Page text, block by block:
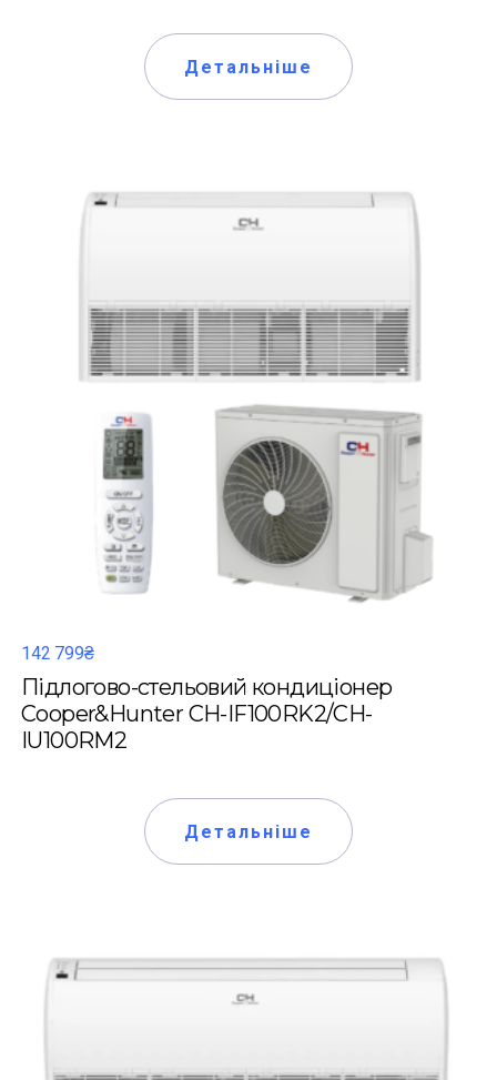
Детальніше
142 799₴
Підлогово-стельовий кондиціонер
Cooper&Hunter CH-IF100RK2/CH-
IU100RM2
Детальніше